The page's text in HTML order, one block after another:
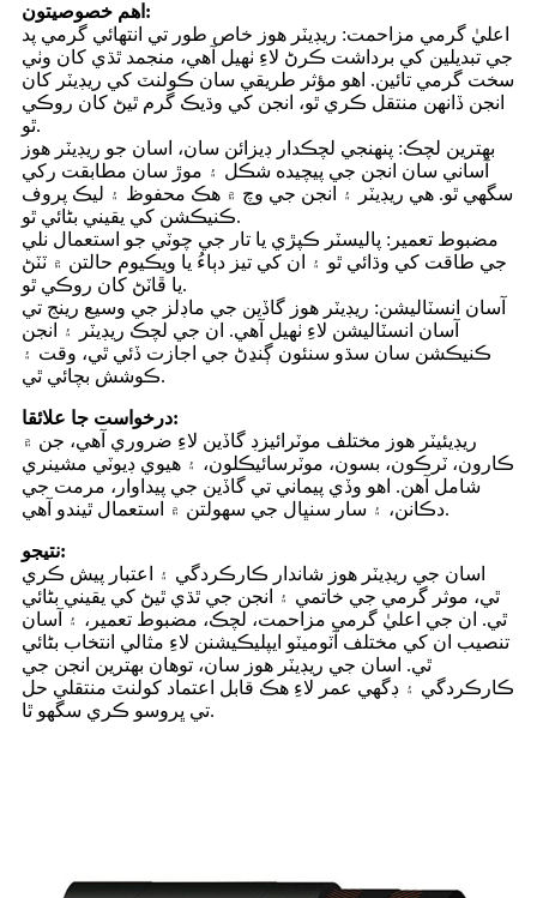
اهم خصوصيتون:
اعليٰ گرمي مزاحمت: ريڊيٽر هوز خاص طور تي انتهائي گرمي پد
جي تبديلين کي برداشت ڪرڻ لاءِ ٺهيل آهي، منجمد ٿڌي کان وٺي
سخت گرمي تائين. اهو مؤثر طريقي سان ڪولنٽ کي ريڊيٽر کان
انجن ڏانهن منتقل ڪري ٿو، انجن کي وڌيڪ گرم ٿيڻ کان روڪي
ٿو.
بهترين لچڪ: پنهنجي لچڪدار ڊيزائن سان، اسان جو ريڊيٽر هوز
آساني سان انجن جي پيچيده شڪل ۽ موڙ سان مطابقت رکي
سگهي ٿو. هي ريڊيٽر ۽ انجن جي وچ ۾ هڪ محفوظ ۽ ليڪ پروف
ڪنيڪشن کي يقيني بڻائي ٿو.
مضبوط تعمير: پاليسٽر ڪپڙي يا تار جي چوٽي جو استعمال نلي
جي طاقت کي وڌائي ٿو ۽ ان کي تيز دٻاءُ يا ويڪيوم حالتن ۾ ٽٽڻ
يا ڦاٽڻ کان روڪي ٿو.
آسان انسٽاليشن: ريڊيٽر هوز گاڏين جي ماڊلز جي وسيع رينج تي
آسان انسٽاليشن لاءِ ٺهيل آهي. ان جي لچڪ ريڊيٽر ۽ انجن
ڪنيڪشن سان سڌو سنئون ڳنڍڻ جي اجازت ڏئي ٿي، وقت ۽
ڪوشش بچائي ٿي.
درخواست جا علائقا:
ريڊيئيٽر هوز مختلف موٽرائيزڊ گاڏين لاءِ ضروري آهي، جن ۾
ڪارون، ٽرڪون، بسون، موٽرسائيڪلون، ۽ هيوي ڊيوٽي مشينري
شامل آهن. اهو وڏي پيماني تي گاڏين جي پيداوار، مرمت جي
دڪانن، ۽ سار سنڀال جي سهولتن ۾ استعمال ٿيندو آهي.
نتيجو:
اسان جي ريڊيٽر هوز شاندار ڪارڪردگي ۽ اعتبار پيش ڪري
ٿي، موثر گرمي جي خاتمي ۽ انجن جي ٿڌي ٿيڻ کي يقيني بڻائي
ٿي. ان جي اعليٰ گرمي مزاحمت، لچڪ، مضبوط تعمير، ۽ آسان
تنصيب ان کي مختلف آٽوميٽو ايپليڪيشنن لاءِ مثالي انتخاب بڻائي
ٿي. اسان جي ريڊيٽر هوز سان، توهان بهترين انجن جي
ڪارڪردگي ۽ ڊگهي عمر لاءِ هڪ قابل اعتماد کولنٽ منتقلي حل
تي ڀروسو ڪري سگهو ٿا.